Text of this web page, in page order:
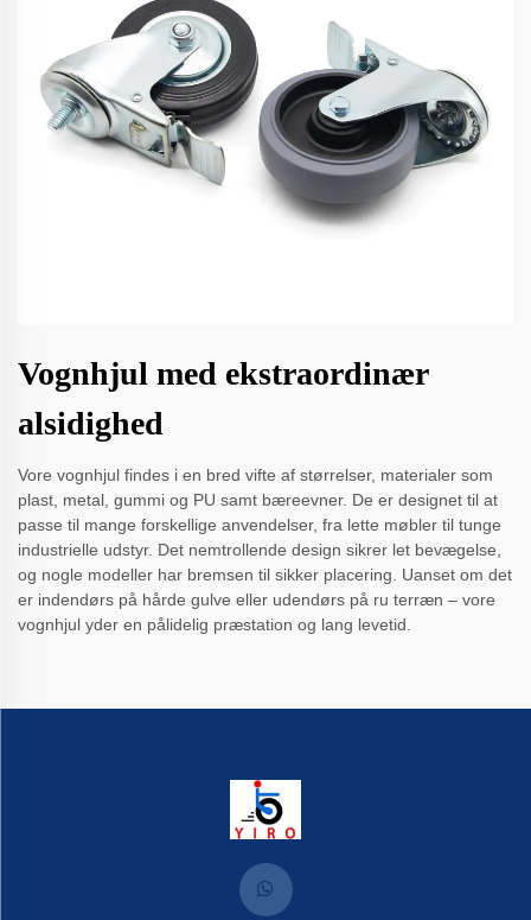
Vognhjul med ekstraordinær
alsidighed
Vore vognhjul findes i en bred vifte af størrelser, materialer som
plast, metal, gummi og PU samt bæreevner. De er designet til at
passe til mange forskellige anvendelser, fra lette møbler til tunge
industrielle udstyr. Det nemtrollende design sikrer let bevægelse,
og nogle modeller har bremsen til sikker placering. Uanset om det
er indendørs på hårde gulve eller udendørs på ru terræn – vore
vognhjul yder en pålidelig præstation og lang levetid.